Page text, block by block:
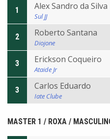
1 Alex Sandro da Silva
Sul JJ
2 Roberto Santana
Diojone
3 Erickson Coqueiro
Ataide Jr
3 Carlos Eduardo
Iate Clube
MASTER 1 / ROXA /